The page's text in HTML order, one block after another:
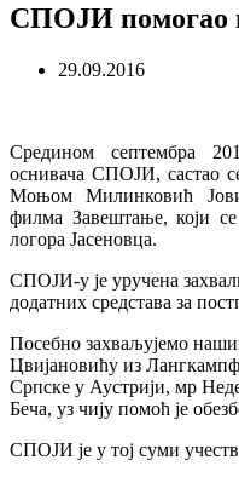
СПОЈИ помогао
29.09.2016
Средином септембра
оснивача СПОЈИ, састао
Mоњом Милинковић
филма Завештање, који
логора Јасеновца.
СПОЈИ-у је уручена
додатних средстава за
Посебно захваљујемо
Цвијановићу из
Српске у Аустрији, мр
Беча, уз чију помоћ је
СПОЈИ је у тој суми